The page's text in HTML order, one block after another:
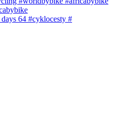
64 #cyklocesty #